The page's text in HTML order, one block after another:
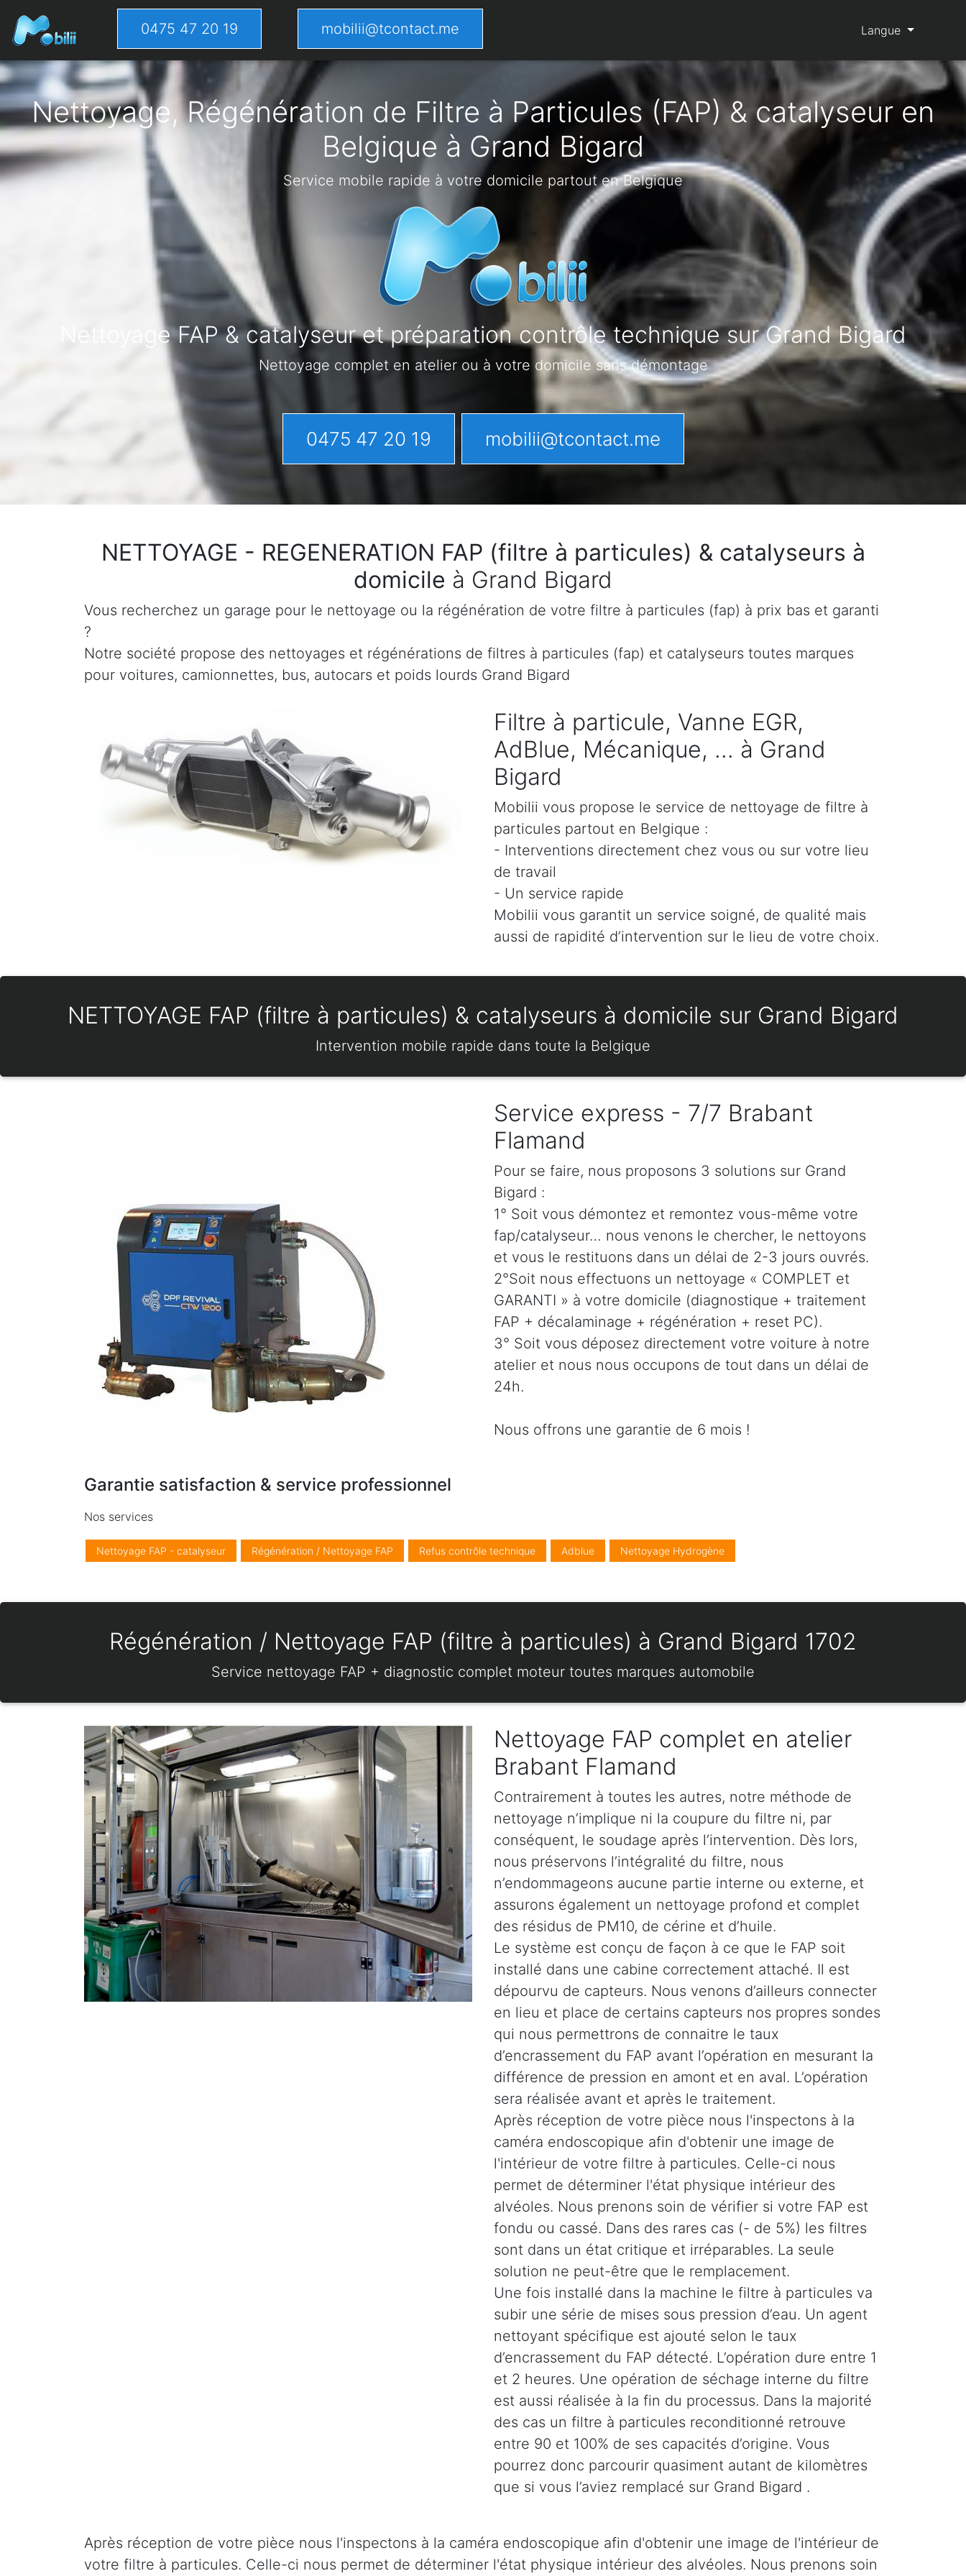
0475 47 20 19 mobilii@tcontact.me Langue
Nettoyage, Régénération de Filtre à Particules (FAP) & catalyseur en
Belgique à Grand Bigard
Service mobile rapide à votre domicile partout en Belgique
Nettoyage FAP & catalyseur et préparation contrôle technique sur Grand Bigard
Nettoyage complet en atelier ou à votre domicile sans démontage
0475 47 20 19 mobilii@tcontact.me
NETTOYAGE - REGENERATION FAP (filtre à particules) & catalyseurs à
domicile à Grand Bigard
Vous recherchez un garage pour le nettoyage ou la régénération de votre filtre à particules (fap) à prix bas et garanti
?
Notre société propose des nettoyages et régénérations de filtres à particules (fap) et catalyseurs toutes marques
pour voitures, camionnettes, bus, autocars et poids lourds Grand Bigard
Filtre à particule, Vanne EGR,
AdBlue, Mécanique, ... à Grand
Bigard
Mobilii vous propose le service de nettoyage de filtre à
particules partout en Belgique :
- Interventions directement chez vous ou sur votre lieu
de travail
- Un service rapide
Mobilii vous garantit un service soigné, de qualité mais
aussi de rapidité d’intervention sur le lieu de votre choix.
NETTOYAGE FAP (filtre à particules) & catalyseurs à domicile sur Grand Bigard
Intervention mobile rapide dans toute la Belgique
Service express - 7/7 Brabant
Flamand
Pour se faire, nous proposons 3 solutions sur Grand
Bigard :
1° Soit vous démontez et remontez vous-même votre
fap/catalyseur… nous venons le chercher, le nettoyons
et vous le restituons dans un délai de 2-3 jours ouvrés.
2°Soit nous effectuons un nettoyage « COMPLET et
GARANTI » à votre domicile (diagnostique + traitement
FAP + décalaminage + régénération + reset PC).
3° Soit vous déposez directement votre voiture à notre
atelier et nous nous occupons de tout dans un délai de
24h.
Nous offrons une garantie de 6 mois !
Garantie satisfaction & service professionnel
Nos services
Nettoyage FAP - catalyseur Régénération / Nettoyage FAP Refus contrôle technique Adblue Nettoyage Hydrogène
Régénération / Nettoyage FAP (filtre à particules) à Grand Bigard 1702
Service nettoyage FAP + diagnostic complet moteur toutes marques automobile
Nettoyage FAP complet en atelier
Brabant Flamand
Contrairement à toutes les autres, notre méthode de
nettoyage n’implique ni la coupure du filtre ni, par
conséquent, le soudage après l’intervention. Dès lors,
nous préservons l’intégralité du filtre, nous
n’endommageons aucune partie interne ou externe, et
assurons également un nettoyage profond et complet
des résidus de PM10, de cérine et d’huile.
Le système est conçu de façon à ce que le FAP soit
installé dans une cabine correctement attaché. Il est
dépourvu de capteurs. Nous venons d’ailleurs connecter
en lieu et place de certains capteurs nos propres sondes
qui nous permettrons de connaitre le taux
d’encrassement du FAP avant l’opération en mesurant la
différence de pression en amont et en aval. L’opération
sera réalisée avant et après le traitement.
Après réception de votre pièce nous l'inspectons à la
caméra endoscopique afin d'obtenir une image de
l'intérieur de votre filtre à particules. Celle-ci nous
permet de déterminer l'état physique intérieur des
alvéoles. Nous prenons soin de vérifier si votre FAP est
fondu ou cassé. Dans des rares cas (- de 5%) les filtres
sont dans un état critique et irréparables. La seule
solution ne peut-être que le remplacement.
Une fois installé dans la machine le filtre à particules va
subir une série de mises sous pression d’eau. Un agent
nettoyant spécifique est ajouté selon le taux
d’encrassement du FAP détecté. L’opération dure entre 1
et 2 heures. Une opération de séchage interne du filtre
est aussi réalisée à la fin du processus. Dans la majorité
des cas un filtre à particules reconditionné retrouve
entre 90 et 100% de ses capacités d’origine. Vous
pourrez donc parcourir quasiment autant de kilomètres
que si vous l’aviez remplacé sur Grand Bigard .
Après réception de votre pièce nous l'inspectons à la caméra endoscopique afin d'obtenir une image de l'intérieur de
votre filtre à particules. Celle-ci nous permet de déterminer l'état physique intérieur des alvéoles. Nous prenons soin